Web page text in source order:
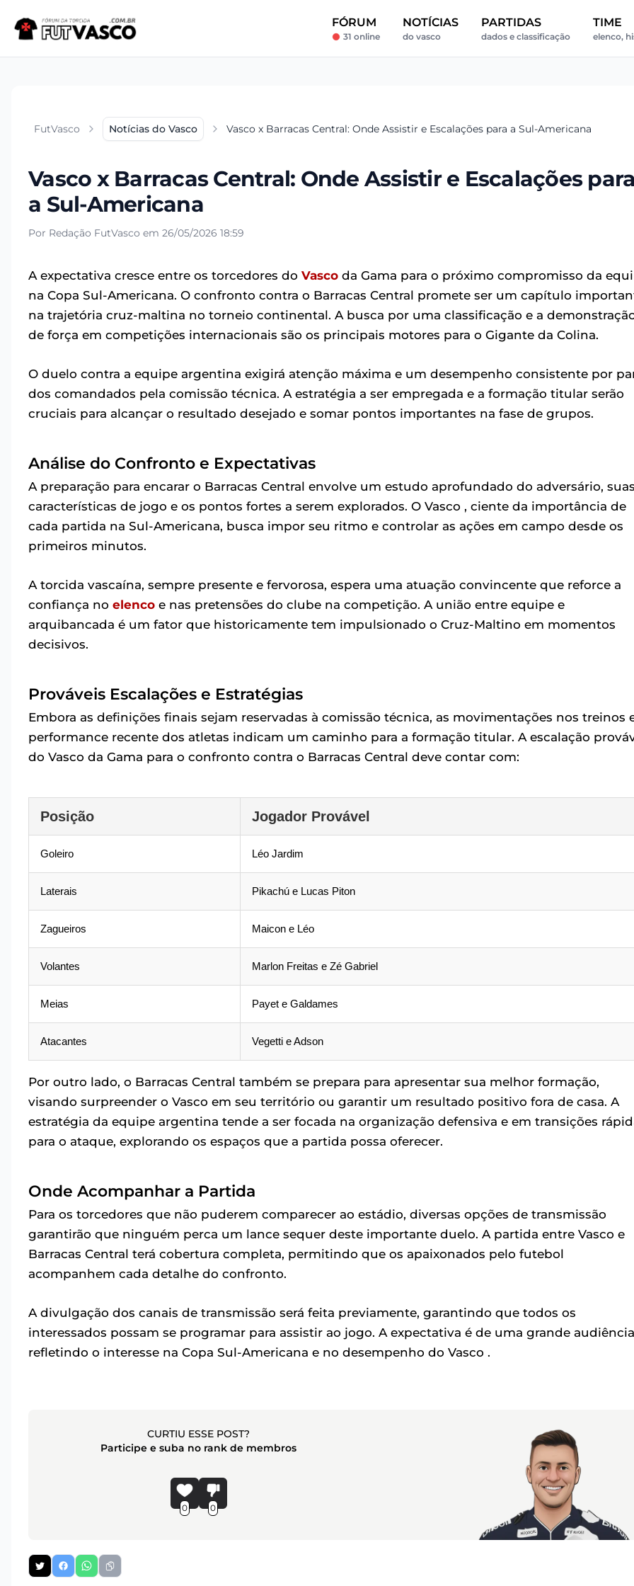
FÓRUM
31 online
NOTÍCIAS
do vasco
PARTIDAS
dados e classificação
TIME
elenco,
FutVasco Notícias do Vasco Vasco x Barracas Central: Onde Assistir e Escalações para a Sul-Americana
Vasco x Barracas Central: Onde Assistir e Escalações
a Sul-Americana
Por Redação FutVasco em 26/05/2026 18:59
A expectativa cresce entre os torcedores do Vasco da Gama para o próximo compromisso da
na Copa Sul-Americana. O confronto contra o Barracas Central promete ser um capítulo
na trajetória cruz-maltina no torneio continental. A busca por uma classificação e a
de força em competições internacionais são os principais motores para o Gigante da Colina.
O duelo contra a equipe argentina exigirá atenção máxima e um desempenho consistente por
dos comandados pela comissão técnica. A estratégia a ser empregada e a formação titular serão
cruciais para alcançar o resultado desejado e somar pontos importantes na fase de grupos.
Análise do Confronto e Expectativas
A preparação para encarar o Barracas Central envolve um estudo aprofundado do adversário,
características de jogo e os pontos fortes a serem explorados. O Vasco , ciente da importância de
cada partida na Sul-Americana, busca impor seu ritmo e controlar as ações em campo desde os
primeiros minutos.
A torcida vascaína, sempre presente e fervorosa, espera uma atuação convincente que reforce a
confiança no elenco e nas pretensões do clube na competição. A união entre equipe e
arquibancada é um fator que historicamente tem impulsionado o Cruz-Maltino em momentos
decisivos.
Prováveis Escalações e Estratégias
Embora as definições finais sejam reservadas à comissão técnica, as movimentações nos treinos
performance recente dos atletas indicam um caminho para a formação titular. A escalação
do Vasco da Gama para o confronto contra o Barracas Central deve contar com:
Posição Jogador Provável
Goleiro Léo Jardim
Laterais Pikachú e Lucas Piton
Zagueiros Maicon e Léo
Volantes Marlon Freitas e Zé Gabriel
Meias Payet e Galdames
Atacantes Vegetti e Adson
Por outro lado, o Barracas Central também se prepara para apresentar sua melhor formação,
visando surpreender o Vasco em seu território ou garantir um resultado positivo fora de casa. A
estratégia da equipe argentina tende a ser focada na organização defensiva e em transições
para o ataque, explorando os espaços que a partida possa oferecer.
Onde Acompanhar a Partida
Para os torcedores que não puderem comparecer ao estádio, diversas opções de transmissão
garantirão que ninguém perca um lance sequer deste importante duelo. A partida entre Vasco e
Barracas Central terá cobertura completa, permitindo que os apaixonados pelo futebol
acompanhem cada detalhe do confronto.
A divulgação dos canais de transmissão será feita previamente, garantindo que todos os
interessados possam se programar para assistir ao jogo. A expectativa é de uma grande
refletindo o interesse na Copa Sul-Americana e no desempenho do Vasco .
CURTIU ESSE POST?
Participe e suba no rank de membros
0 0